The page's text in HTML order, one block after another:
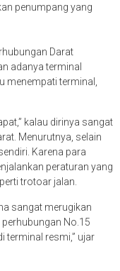
penumpang yang
Darat
adanya terminal
terminal,
kalau dirinya sangat
Menurutnya, selain
Karena para
peraturan yang
trotoar jalan.
sangat merugikan
No.15
terminal resmi,” ujar